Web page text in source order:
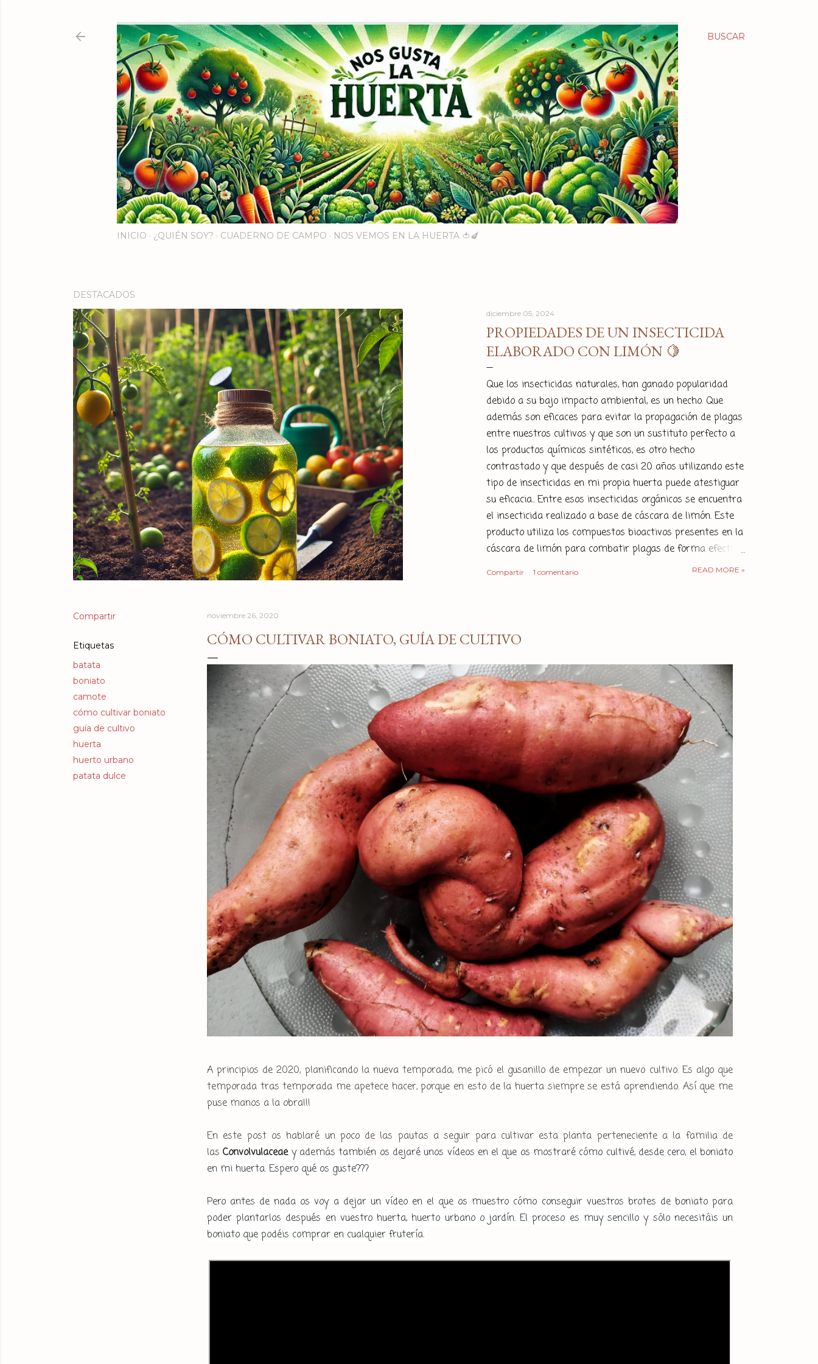
BUSCAR
INICIO ¿QUIÉN SOY? CUADERNO DE CAMPO NOS VEMOS EN LA HUERTA 🍅🍆
DESTACADOS
diciembre 05, 2024
PROPIEDADES DE UN INSECTICIDA
ELABORADO CON LIMÓN 🍋
Que los insecticidas naturales, han ganado popularidad
debido a su bajo impacto ambiental, es un hecho. Que
además son eficaces para evitar la propagación de plagas
entre nuestros cultivos y que son un sustituto perfecto a
los productos químicos sintéticos, es otro hecho
contrastado y que después de casi 20 años utilizando este
tipo de insecticidas en mi propia huerta puede atestiguar
su eficacia.. Entre esos insecticidas orgánicos se encuentra
el insecticida realizado a base de cáscara de limón. Este
producto utiliza los compuestos bioactivos presentes en la
cáscara de limón para combatir plagas de forma efectiva,
económica y ecológica. ¿Por qué el limón actúa como
principalmente el limoneno , un compuesto con
propiedades repelentes e insecticidas que está presente
en los cítricos. El limoneno actúa interfiriendo con los
sistemas nervio...
Compartir 1 comentario READ MORE »
Compartir
Etiquetas
batata
boniato
camote
cómo cultivar boniato
guía de cultivo
huerta
huerto urbano
patata dulce
noviembre 26, 2020
CÓMO CULTIVAR BONIATO, GUÍA DE CULTIVO
A principios de 2020, planificando la nueva temporada, me picó el gusanillo de empezar un nuevo cultivo. Es algo que
temporada tras temporada me apetece hacer, porque en esto de la huerta siempre se está aprendiendo. Así que me
puse manos a la obra!!!
En este post os hablaré un poco de las pautas a seguir para cultivar esta planta perteneciente a la familia de
lasConvolvulaceae y además también os dejaré unos vídeos en el que os mostraré cómo cultivé, desde cero, el boniato
en mi huerta. Espero qué os guste???
Pero antes de nada os voy a dejar un vídeo en el que os muestro cómo conseguir vuestros brotes de boniato para
poder plantarlos después en vuestro huerta, huerto urbano o jardín. El proceso es muy sencillo y sólo necesitáis un
boniato que podéis comprar en cualquier frutería.